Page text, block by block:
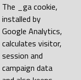
The _ga cookie,
installed by
Google Analytics,
calculates visitor,
session and
campaign data